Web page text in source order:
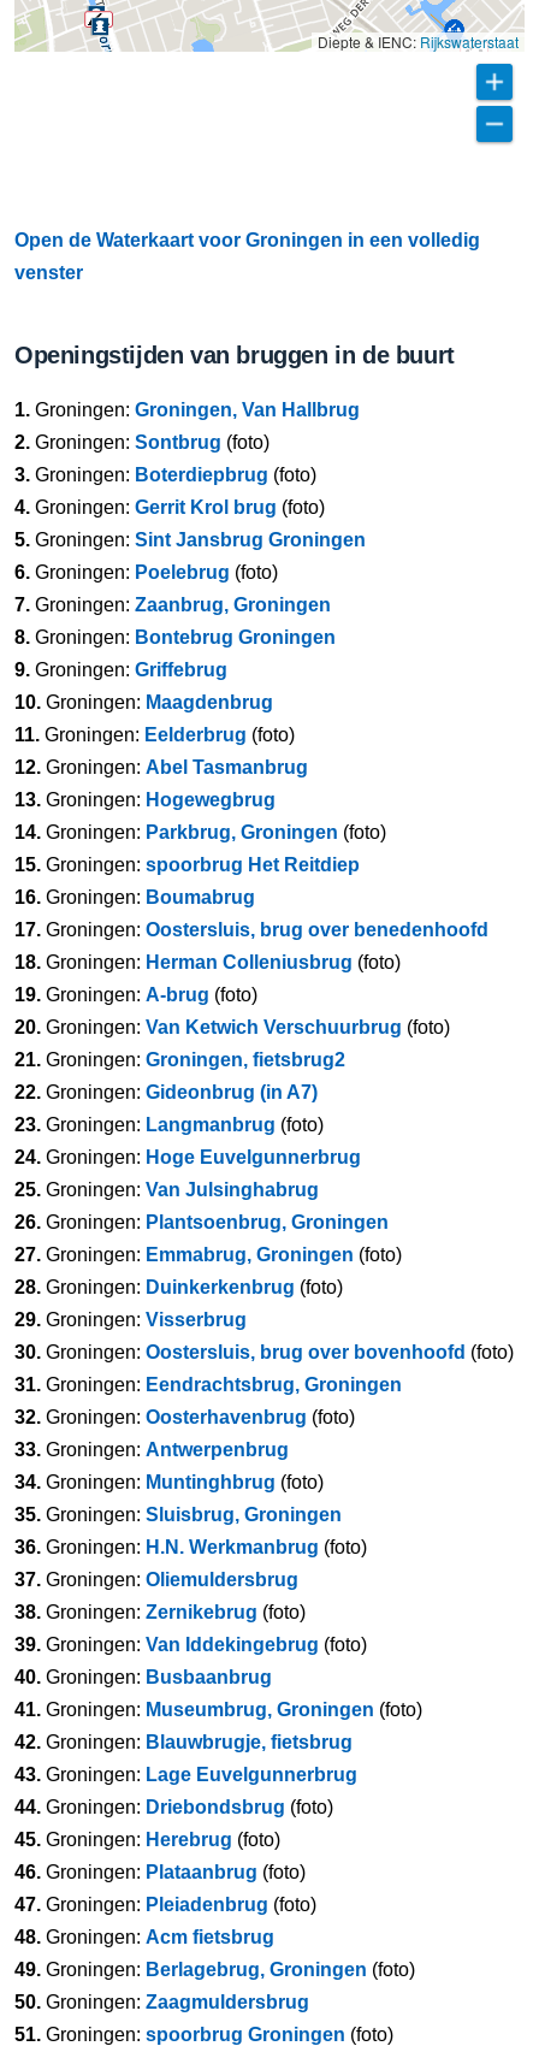
Diepte & IENC: Rijkswaterstaat
Open de Waterkaart voor Groningen in een volledig
venster
Openingstijden van bruggen in de buurt
1. Groningen: Groningen, Van Hallbrug
2. Groningen: Sontbrug (foto)
3. Groningen: Boterdiepbrug (foto)
4. Groningen: Gerrit Krol brug (foto)
5. Groningen: Sint Jansbrug Groningen
6. Groningen: Poelebrug (foto)
7. Groningen: Zaanbrug, Groningen
8. Groningen: Bontebrug Groningen
9. Groningen: Griffebrug
10. Groningen: Maagdenbrug
11. Groningen: Eelderbrug (foto)
12. Groningen: Abel Tasmanbrug
13. Groningen: Hogewegbrug
14. Groningen: Parkbrug, Groningen (foto)
15. Groningen: spoorbrug Het Reitdiep
16. Groningen: Boumabrug
17. Groningen: Oostersluis, brug over benedenhoofd
18. Groningen: Herman Colleniusbrug (foto)
19. Groningen: A-brug (foto)
20. Groningen: Van Ketwich Verschuurbrug (foto)
21. Groningen: Groningen, fietsbrug2
22. Groningen: Gideonbrug (in A7)
23. Groningen: Langmanbrug (foto)
24. Groningen: Hoge Euvelgunnerbrug
25. Groningen: Van Julsinghabrug
26. Groningen: Plantsoenbrug, Groningen
27. Groningen: Emmabrug, Groningen (foto)
28. Groningen: Duinkerkenbrug (foto)
29. Groningen: Visserbrug
30. Groningen: Oostersluis, brug over bovenhoofd (foto)
31. Groningen: Eendrachtsbrug, Groningen
32. Groningen: Oosterhavenbrug (foto)
33. Groningen: Antwerpenbrug
34. Groningen: Muntinghbrug (foto)
35. Groningen: Sluisbrug, Groningen
36. Groningen: H.N. Werkmanbrug (foto)
37. Groningen: Oliemuldersbrug
38. Groningen: Zernikebrug (foto)
39. Groningen: Van Iddekingebrug (foto)
40. Groningen: Busbaanbrug
41. Groningen: Museumbrug, Groningen (foto)
42. Groningen: Blauwbrugje, fietsbrug
43. Groningen: Lage Euvelgunnerbrug
44. Groningen: Driebondsbrug (foto)
45. Groningen: Herebrug (foto)
46. Groningen: Plataanbrug (foto)
47. Groningen: Pleiadenbrug (foto)
48. Groningen: Acm fietsbrug
49. Groningen: Berlagebrug, Groningen (foto)
50. Groningen: Zaagmuldersbrug
51. Groningen: spoorbrug Groningen (foto)